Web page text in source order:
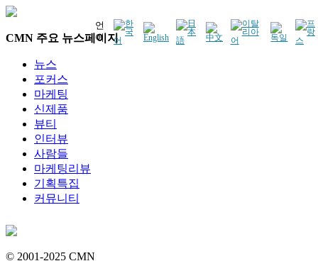
언
어
CMN 주요 뉴스페이지
뉴스
포커스
마케팅
신제품
뷰티
인터뷰
사람들
마케팅리뷰
기획특집
커뮤니티
© 2001-2025 CMN